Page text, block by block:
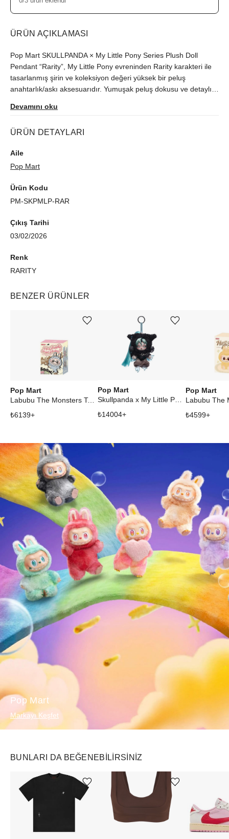
ÜRÜN AÇIKLAMASI
Pop Mart SKULLPANDA × My Little Pony Series Plush Doll
Pendant “Rarity”, My Little Pony evreninden Rarity karakteri ile
tasarlanmış şirin ve koleksiyon değeri yüksek bir peluş
anahtarlık/askı aksesuarıdır. Yumuşak peluş dokusu ve detaylı
için idealdir.
Devamını oku
ÜRÜN DETAYLARI
Aile
Pop Mart
Ürün Kodu
PM-SKPMLP-RAR
Çıkış Tarihi
03/02/2026
Renk
RARITY
BENZER ÜRÜNLER
Pop Mart
Labubu The Monsters Tasty Macarons Vinyl Plush Pendant Single Blind Box
₺6139+
Ürünü istek listesine ekle veya listeden çıkar
Pop Mart
₺14004+
Ürünü istek listesine ekle veya listeden çıkar
Pop Mart
₺4599+
Pop Mart
Markayı Keşfet
BUNLARI DA BEĞENEBILIRSINIZ
Ürünü istek listesine ekle veya listeden çıkar Ürünü istek listesine ekle veya listeden çıkar